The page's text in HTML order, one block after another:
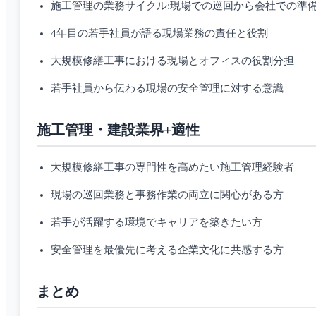
施工管理の業務サイクル:現場での巡回から会社での準
4年目の若手社員が語る現場業務の責任と役割
大規模修繕工事における現場とオフィスの役割分担
若手社員から伝わる現場の安全管理に対する意識
施工管理・建設業界+適性
大規模修繕工事の専門性を高めたい施工管理経験者
現場の巡回業務と事務作業の両立に関心がある方
若手が活躍する環境でキャリアを築きたい方
安全管理を最優先に考える企業文化に共感する方
まとめ